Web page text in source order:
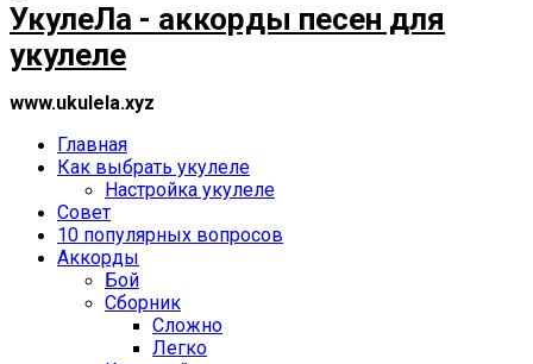
УкулеЛа - аккорды песен для
укулеле
www.ukulela.xyz
Главная
Как выбрать укулеле
Настройка укулеле
Совет
10 популярных вопросов
Аккорды
Бой
Сборник
Сложно
Легко